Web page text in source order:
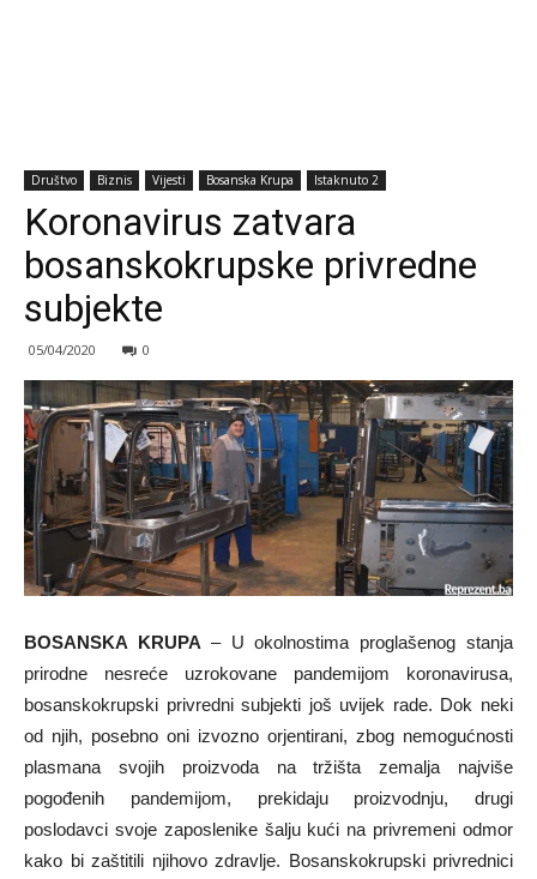
Društvo Biznis Vijesti Bosanska Krupa Istaknuto 2
Koronavirus zatvara
bosanskokrupske privredne
subjekte
05/04/2020 0
BOSANSKA KRUPA – U okolnostima proglašenog stanja
prirodne nesreće uzrokovane pandemijom koronavirusa,
bosanskokrupski privredni subjekti još uvijek rade. Dok neki
od njih, posebno oni izvozno orjentirani, zbog nemogućnosti
plasmana svojih proizvoda na tržišta zemalja najviše
pogođenih pandemijom, prekidaju proizvodnju, drugi
poslodavci svoje zaposlenike šalju kući na privremeni odmor
kako bi zaštitili njihovo zdravlje. Bosanskokrupski privrednici